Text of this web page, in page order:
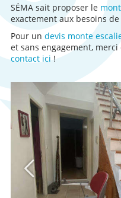
SÉMA sait proposer le
exactement aux besoins
Pour un devis monte
et sans engagement,
contact ici !